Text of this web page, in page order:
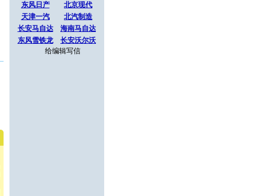
东风日产
北京现代
天津一汽
北汽制造
长安马自达
海南马自达
东风雪铁龙
长安沃尔沃
给编辑写信